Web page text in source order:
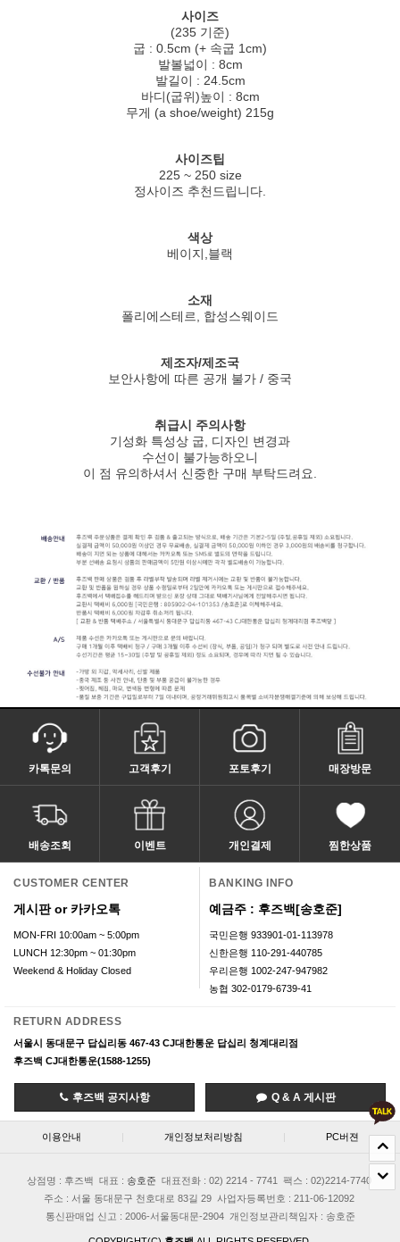
사이즈
(235 기준)
굽 : 0.5cm (+ 속굽 1cm)
발볼넓이 : 8cm
발길이 : 24.5cm
바디(굽위)높이 : 8cm
무게 (a shoe/weight) 215g
사이즈팁
225 ~ 250 size
정사이즈 추천드립니다.
색상
베이지,블랙
소재
폴리에스테르, 합성스웨이드
제조자/제조국
보안사항에 따른 공개 불가 / 중국
취급시 주의사항
기성화 특성상 굽, 디자인 변경과
수선이 불가능하오니
이 점 유의하셔서 신중한 구매 부탁드려요.
카톡문의 고객후기 포토후기 매장방문
배송조회 이벤트 개인결제 찜한상품
CUSTOMER CENTER
게시판 or 카카오톡
MON-FRI 10:00am ~ 5:00pm
LUNCH 12:30pm ~ 01:30pm
Weekend & Holiday Closed
BANKING INFO
예금주 : 후즈백[송호준]
국민은행 933901-01-113978
신한은행 110-291-440785
우리은행 1002-247-947982
농협 302-0179-6739-41
RETURN ADDRESS
서울시 동대문구 답십리동 467-43 CJ대한통운 답십리 청계대리점
후즈백 CJ대한통운(1588-1255)
후즈백 공지사항 Q & A 게시판
이용안내 개인정보처리방침 PC버젼
상점명 : 후즈백 대표 : 송호준 대표전화 : 02) 2214 - 7741 팩스 : 02)2214-7740
주소 : 서울 동대문구 천호대로 83길 29 사업자등록번호 : 211-06-12092
통신판매업 신고 : 2006-서울동대문-2904 개인정보관리책임자 : 송호준